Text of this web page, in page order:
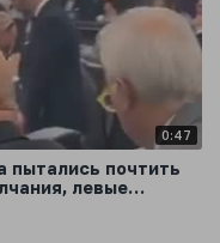
0:47
пытались почтить
левые